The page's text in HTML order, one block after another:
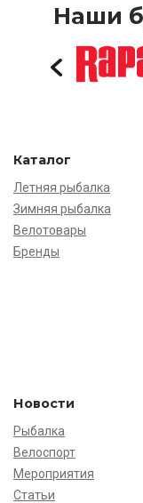
Наши
Каталог
Летняя рыбалка
Зимняя рыбалка
Велотовары
Бренды
Новости
Рыбалка
Велоспорт
Мероприятия
Статьи